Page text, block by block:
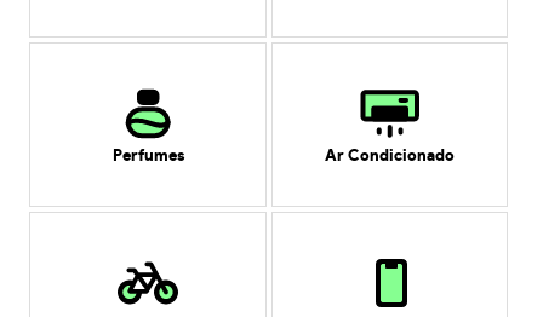
Perfumes Ar Condicionado